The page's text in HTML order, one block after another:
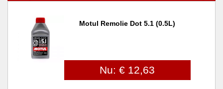
Motul Remolie Dot 5.1 (0.5L)
Nu: € 12,63